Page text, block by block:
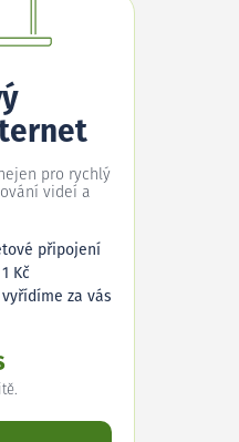
pro rychlý
videí a
připojení
Kč
za vás